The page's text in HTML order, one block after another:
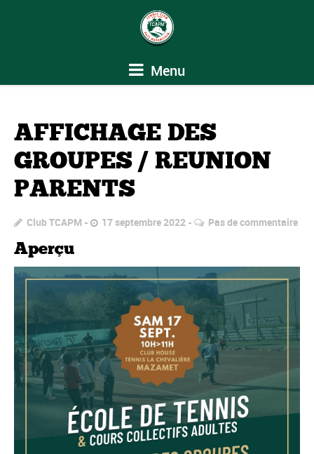
Menu
AFFICHAGE DES
GROUPES / REUNION
PARENTS
Club TCAPM 17 septembre 2022 Pas de commentaire
Aperçu